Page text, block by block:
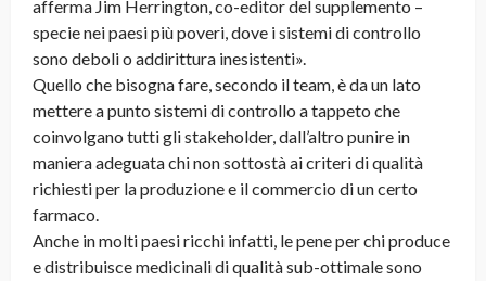
afferma Jim Herrington, co-editor del supplemento –
specie nei paesi più poveri, dove i sistemi di controllo
sono deboli o addirittura inesistenti».
Quello che bisogna fare, secondo il team, è da un lato
mettere a punto sistemi di controllo a tappeto che
coinvolgano tutti gli stakeholder, dall’altro punire in
maniera adeguata chi non sottostà ai criteri di qualità
richiesti per la produzione e il commercio di un certo
farmaco.
Anche in molti paesi ricchi infatti, le pene per chi produce
e distribuisce medicinali di qualità sub-ottimale sono